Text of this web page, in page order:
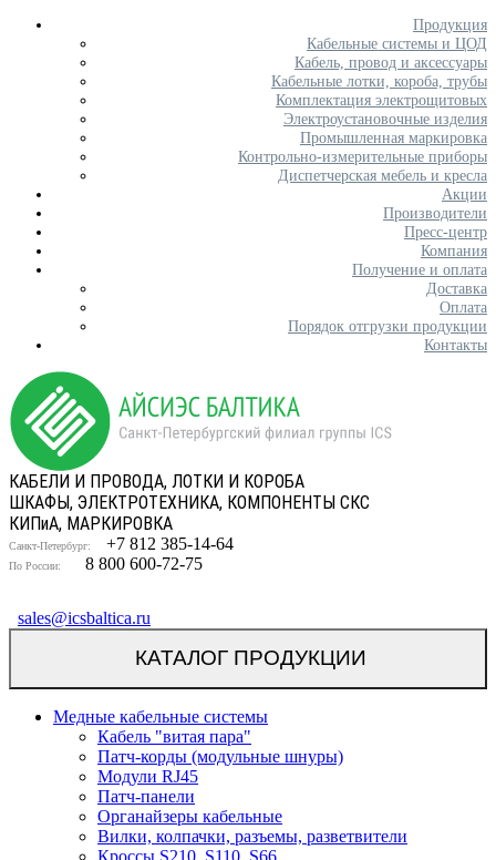
Продукция
Кабельные системы и ЦОД
Кабель, провод и аксессуары
Кабельные лотки, короба, трубы
Комплектация электрощитовых
Электроустановочные изделия
Промышленная маркировка
Контрольно-измерительные приборы
Диспетчерская мебель и кресла
Акции
Производители
Пресс-центр
Компания
Получение и оплата
Доставка
Оплата
Порядок отгрузки продукции
Контакты
КАБЕЛИ И ПРОВОДА, ЛОТКИ И КОРОБА
ШКАФЫ, ЭЛЕКТРОТЕХНИКА, КОМПОНЕНТЫ СКС
КИПиА, МАРКИРОВКА
Санкт-Петербург: +7 812 385-14-64
По России: 8 800 600-72-75
sales@icsbaltica.ru
КАТАЛОГ ПРОДУКЦИИ
Медные кабельные системы
Кабель "витая пара"
Патч-корды (модульные шнуры)
Модули RJ45
Патч-панели
Органайзеры кабельные
Вилки, колпачки, разъемы, разветвители
Кроссы S210, S110, S66